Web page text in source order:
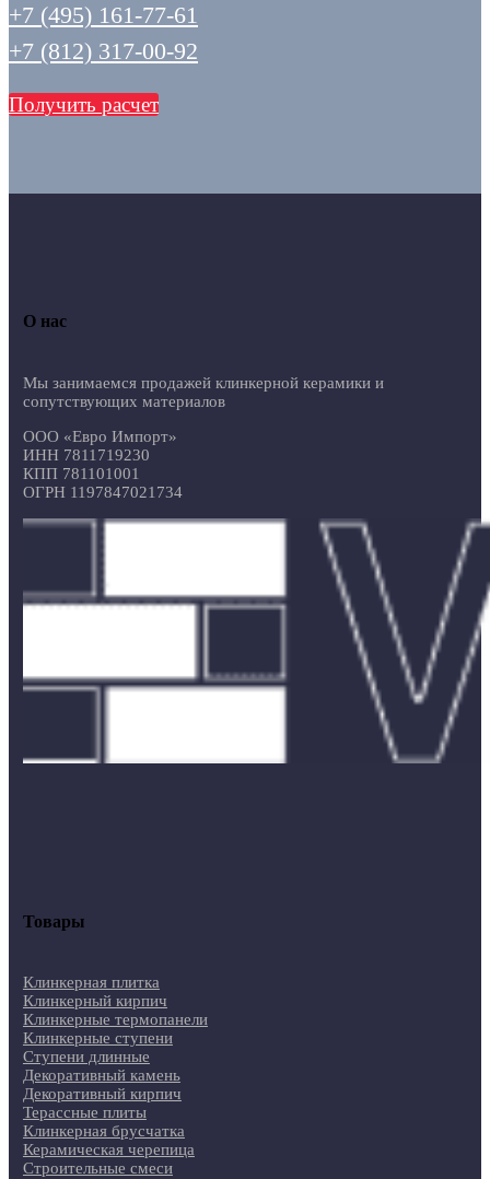
+7 (495) 161-77-61
+7 (812) 317-00-92
Получить расчет
О нас
Мы занимаемся продажей клинкерной керамики и
сопутствующих материалов
ООО «Евро Импорт»
ИНН 7811719230
КПП 781101001
ОГРН 1197847021734
Товары
Клинкерная плитка
Клинкерный кирпич
Клинкерные термопанели
Клинкерные ступени
Ступени длинные
Декоративный камень
Декоративный кирпич
Терассные плиты
Клинкерная брусчатка
Керамическая черепица
Строительные смеси